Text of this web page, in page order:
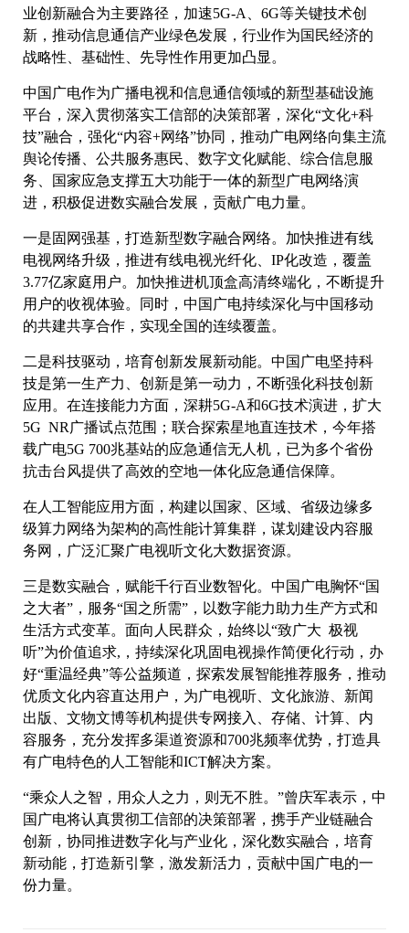
业创新融合为主要路径，加速5G-A、6G等关键技术创
新，推动信息通信产业绿色发展，行业作为国民经济的
战略性、基础性、先导性作用更加凸显。
中国广电作为广播电视和信息通信领域的新型基础设施
平台，深入贯彻落实工信部的决策部署，深化“文化+科
技”融合，强化“内容+网络”协同，推动广电网络向集主流
舆论传播、公共服务惠民、数字文化赋能、综合信息服
务、国家应急支撑五大功能于一体的新型广电网络演
进，积极促进数实融合发展，贡献广电力量。
一是固网强基，打造新型数字融合网络。加快推进有线
电视网络升级，推进有线电视光纤化、IP化改造，覆盖
3.77亿家庭用户。加快推进机顶盒高清终端化，不断提升
用户的收视体验。同时，中国广电持续深化与中国移动
的共建共享合作，实现全国的连续覆盖。
二是科技驱动，培育创新发展新动能。中国广电坚持科
技是第一生产力、创新是第一动力，不断强化科技创新
应用。在连接能力方面，深耕5G-A和6G技术演进，扩大
5G NR广播试点范围；联合探索星地直连技术，今年搭
载广电5G 700兆基站的应急通信无人机，已为多个省份
抗击台风提供了高效的空地一体化应急通信保障。
在人工智能应用方面，构建以国家、区域、省级边缘多
级算力网络为架构的高性能计算集群，谋划建设内容服
务网，广泛汇聚广电视听文化大数据资源。
三是数实融合，赋能千行百业数智化。中国广电胸怀“国
之大者”，服务“国之所需”，以数字能力助力生产方式和
生活方式变革。面向人民群众，始终以“致广大 极视
听”为价值追求,，持续深化巩固电视操作简便化行动，办
好“重温经典”等公益频道，探索发展智能推荐服务，推动
优质文化内容直达用户，为广电视听、文化旅游、新闻
出版、文物文博等机构提供专网接入、存储、计算、内
容服务，充分发挥多渠道资源和700兆频率优势，打造具
有广电特色的人工智能和ICT解决方案。
“乘众人之智，用众人之力，则无不胜。”曾庆军表示，中
国广电将认真贯彻工信部的决策部署，携手产业链融合
创新，协同推进数字化与产业化，深化数实融合，培育
新动能，打造新引擎，激发新活力，贡献中国广电的一
份力量。